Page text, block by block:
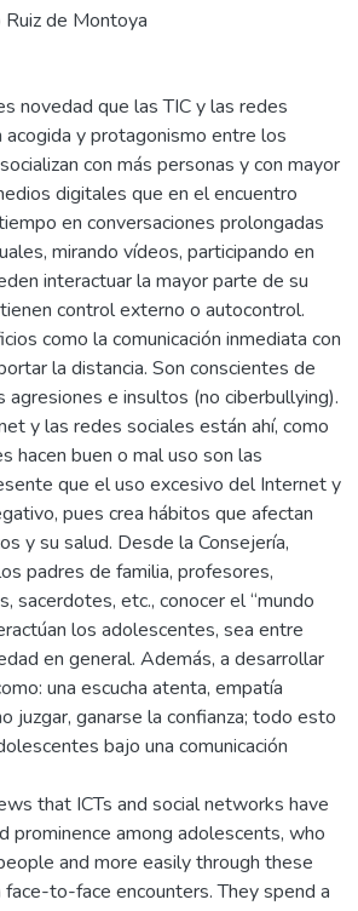
de Montoya
novedad que las TIC y las redes
acogida y protagonismo entre los
con más personas y con mayor
digitales que en el encuentro
en conversaciones prolongadas
mirando vídeos, participando en
interactuar la mayor parte de su
control externo o autocontrol.
como la comunicación inmediata con
la distancia. Son conscientes de
agresiones e insultos (no ciberbullying).
y las redes sociales están ahí, como
hacen buen o mal uso son las
que el uso excesivo del Internet y
pues crea hábitos que afectan
y su salud. Desde la Consejería,
padres de familia, profesores,
sacerdotes, etc., conocer el “mundo
los adolescentes, sea entre
en general. Además, a desarrollar
una escucha atenta, empatía
juzgar, ganarse la confianza; todo esto
bajo una comunicación
that ICTs and social networks have
prominence among adolescents, who
and more easily through these
to-face encounters. They spend a